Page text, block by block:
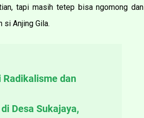
tapi masih tetep bisa ngomong dan
si Anjing Gila.
dan
Desa Sukajaya,